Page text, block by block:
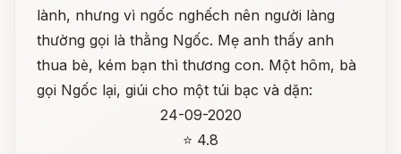
lành, nhưng vì ngốc nghếch nên người làng
thường gọi là thằng Ngốc. Mẹ anh thấy anh
thua bè, kém bạn thì thương con. Một hôm, bà
gọi Ngốc lại, giúi cho một túi bạc và dặn:
24-09-2020
⭐ 4.8